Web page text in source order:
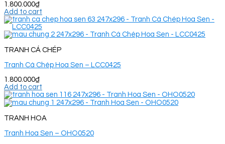
1.800.000₫
Add to cart
TRANH CÁ CHÉP
Tranh Cá Chép Hoa Sen – LCC0425
1.800.000₫
Add to cart
TRANH HOA
Tranh Hoa Sen – OHO0520